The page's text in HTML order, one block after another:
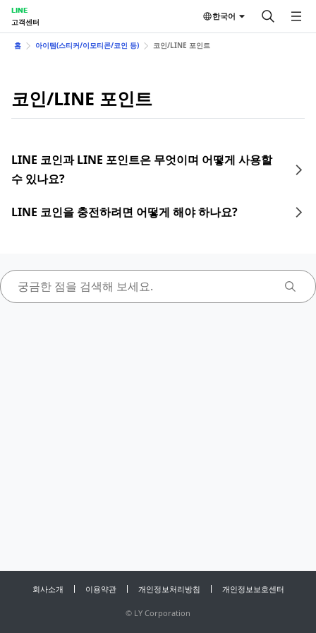
LINE
고객센터
한국어
홈 아이템(스티커/이모티콘/코인 등) 코인/LINE 포인트
코인/LINE 포인트
LINE 코인과 LINE 포인트은 무엇이며 어떻게 사용할
수 있나요?
LINE 코인을 충전하려면 어떻게 해야 하나요?
회사소개 이용약관 개인정보처리방침 개인정보보호센터
© LY Corporation